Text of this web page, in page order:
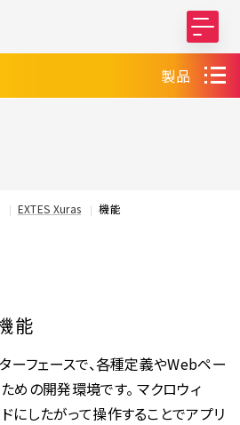
製品
EXTES Xuras 機能
能
ーフェースで、各種定義やWebペー
めの開発環境です。 マクロウィ
にしたがって操作することでアプリ